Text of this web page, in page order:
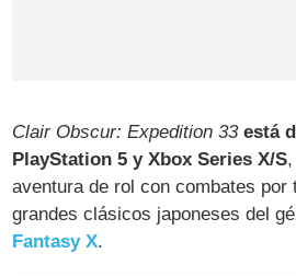
Clair Obscur: Expedition 33 está
PlayStation 5 y Xbox Series X/S
aventura de rol con combates por
grandes clásicos japoneses del
Fantasy X.